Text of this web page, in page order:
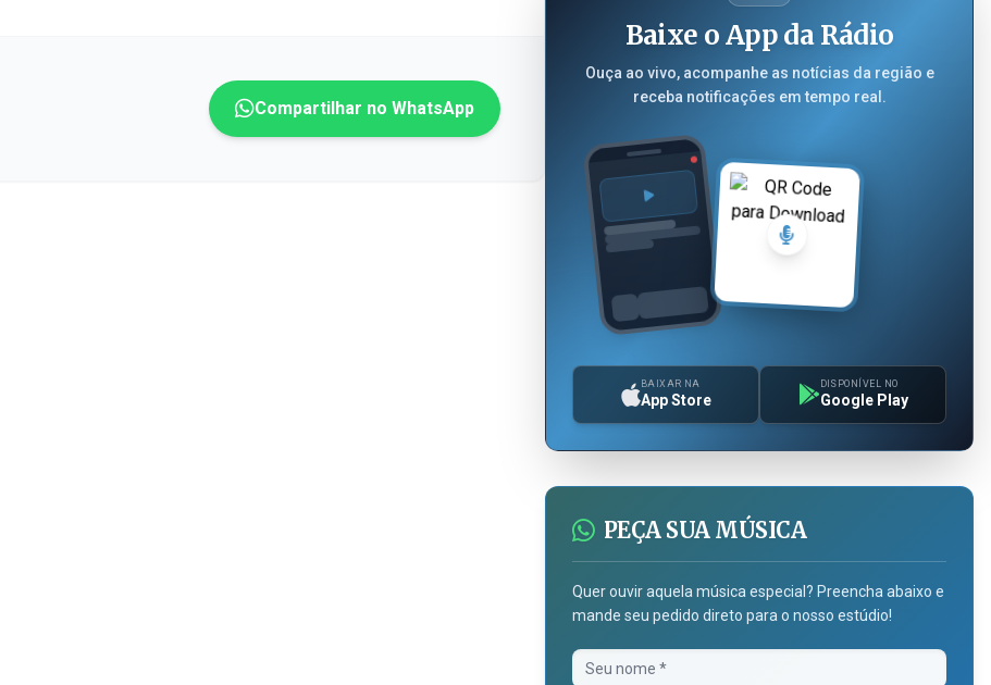
Compartilhar no WhatsApp
Baixe o App da Rádio
Ouça ao vivo, acompanhe as notícias da região e
receba notificações em tempo real.
BAIXAR NA
App Store
DISPONÍVEL NO
Google Play
PEÇA SUA MÚSICA
Quer ouvir aquela música especial? Preencha abaixo e
mande seu pedido direto para o nosso estúdio!